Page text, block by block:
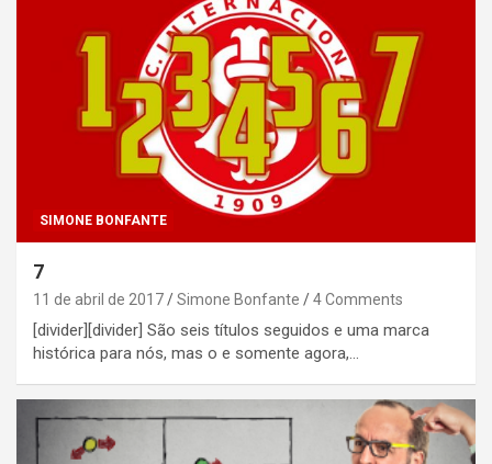
SIMONE BONFANTE
7
11 de abril de 2017 Simone Bonfante 4 Comments
[divider][divider] São seis títulos seguidos e uma marca
histórica para nós, mas o e somente agora,…